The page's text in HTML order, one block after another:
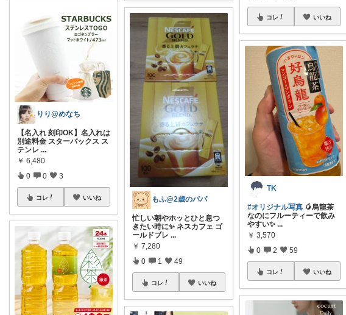
りり@めなち
【名入れ 刻印OK】名入れは
別途料金 スターバックス ス
テンレ ...
￥ 6,480
0 0 3
コレ いいね もふ@2歳のパパ
忙しい朝やホッとひと息つ
きたい時に✨ ネスカフェ ゴ
ールドブレ ...
￥ 7,280
0 1 49
コレ いいね
コレ いいね
TK
#オリジナル写真 🥭烏龍茶
なのにフルーティーで飲み
やすい✨ ...
￥ 3,570
0 2 59
コレ いいね